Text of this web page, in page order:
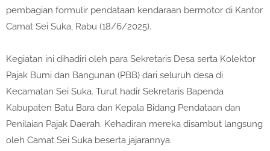
pembagian formulir pendataan kendaraan bermotor di Kantor
Camat Sei Suka, Rabu (18/6/2025).
Kegiatan ini dihadiri oleh para Sekretaris Desa serta Kolektor
Pajak Bumi dan Bangunan (PBB) dari seluruh desa di
Kecamatan Sei Suka. Turut hadir Sekretaris Bapenda
Kabupaten Batu Bara dan Kepala Bidang Pendataan dan
Penilaian Pajak Daerah. Kehadiran mereka disambut langsung
oleh Camat Sei Suka beserta jajarannya.